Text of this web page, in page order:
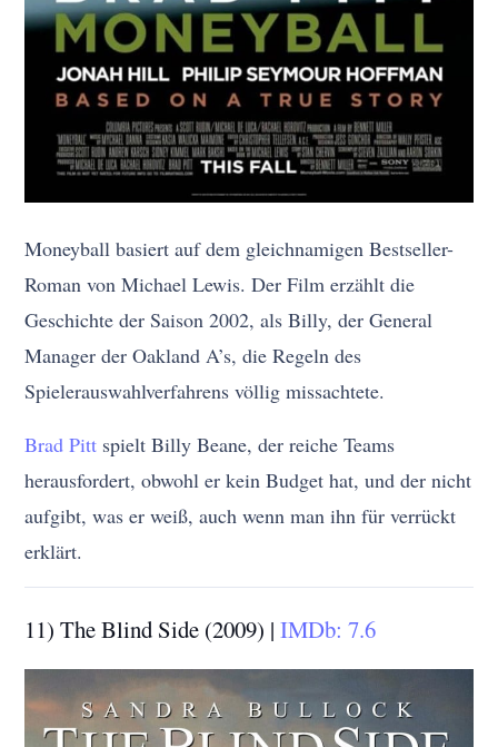
Moneyball basiert auf dem gleichnamigen Bestseller-
Roman von Michael Lewis. Der Film erzählt die
Geschichte der Saison 2002, als Billy, der General
Manager der Oakland A’s, die Regeln des
Spielerauswahlverfahrens völlig missachtete.
Brad Pitt spielt Billy Beane, der reiche Teams
herausfordert, obwohl er kein Budget hat, und der nicht
aufgibt, was er weiß, auch wenn man ihn für verrückt
erklärt.
11) The Blind Side (2009) |IMDb: 7.6